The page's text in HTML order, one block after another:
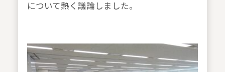
について熱く議論しました。